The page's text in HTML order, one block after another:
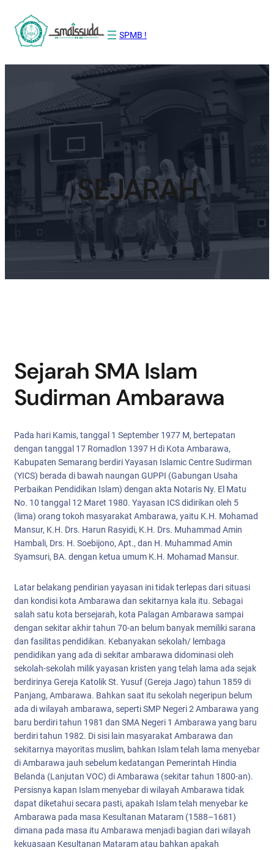
konten
SPMB !
SEJARAH
Sejarah SMA Islam
Sudirman Ambarawa
Pada hari Kamis, tanggal 1 September 1977 M, bertepatan
dengan tanggal 17 Romadlon 1397 H di Kota Ambarawa,
Kabupaten Semarang berdiri Yayasan Islamic Centre Sudirman
(YICS) berada di bawah naungan GUPPI (Gabungan Usaha
Perbaikan Pendidikan Islam) dengan akta Notaris Ny. El Matu
No. 10 tanggal 12 Maret 1980. Yayasan ICS didirikan oleh 5
(lima) orang tokoh masyarakat Ambarawa, yaitu K.H. Mohamad
Mansur, K.H. Drs. Harun Rasyidi, K.H. Drs. Muhammad Amin
Hambali, Drs. H. Soebijono, Apt., dan H. Muhammad Amin
Syamsuri, BA. dengan ketua umum K.H. Mohamad Mansur.
Latar belakang pendirian yayasan ini tidak terlepas dari situasi
dan kondisi kota Ambarawa dan sekitarnya kala itu. Sebagai
salah satu kota bersejarah, kota Palagan Ambarawa sampai
dengan sekitar akhir tahun 70-an belum banyak memiliki sarana
dan fasilitas pendidikan. Kebanyakan sekolah/ lembaga
pendidikan yang ada di sekitar ambarawa didominasi oleh
sekolah-sekolah milik yayasan kristen yang telah lama ada sejak
berdirinya Gereja Katolik St. Yusuf (Gereja Jago) tahun 1859 di
Panjang, Ambarawa. Bahkan saat itu sekolah negeripun belum
ada di wilayah ambarawa, seperti SMP Negeri 2 Ambarawa yang
baru berdiri tahun 1981 dan SMA Negeri 1 Ambarawa yang baru
berdiri tahun 1982. Di sisi lain masyarakat Ambarawa dan
sekitarnya mayoritas muslim, bahkan Islam telah lama menyebar
di Ambarawa jauh sebelum kedatangan Pemerintah Hindia
Belanda (Lanjutan VOC) di Ambarawa (sekitar tahun 1800-an).
Persisnya kapan Islam menyebar di wilayah Ambarawa tidak
dapat diketahui secara pasti, apakah Islam telah menyebar ke
Ambarawa pada masa Kesultanan Mataram (1588–1681)
dimana pada masa itu Ambarawa menjadi bagian dari wilayah
kekuasaan Kesultanan Mataram atau bahkan apakah